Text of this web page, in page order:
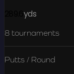
yds
8 tournaments
Putts / Round